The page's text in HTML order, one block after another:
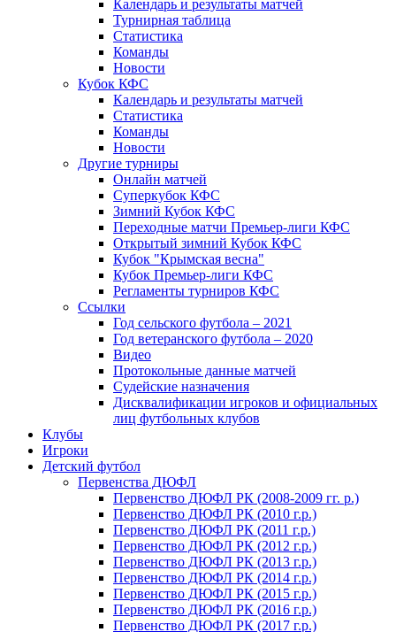
Календарь и результаты матчей
Турнирная таблица
Статистика
Команды
Новости
Кубок КФС
Календарь и результаты матчей
Статистика
Команды
Новости
Другие турниры
Онлайн матчей
Суперкубок КФС
Зимний Кубок КФС
Переходные матчи Премьер-лиги КФС
Открытый зимний Кубок КФС
Кубок "Крымская весна"
Кубок Премьер-лиги КФС
Регламенты турниров КФС
Ссылки
Год сельского футбола – 2021
Год ветеранского футбола – 2020
Видео
Протокольные данные матчей
Судейские назначения
Дисквалификации игроков и официальных
лиц футбольных клубов
Клубы
Игроки
Детский футбол
Первенства ДЮФЛ
Первенство ДЮФЛ РК (2008-2009 гг. р.)
Первенство ДЮФЛ РК (2010 г.р.)
Первенство ДЮФЛ РК (2011 г.р.)
Первенство ДЮФЛ РК (2012 г.р.)
Первенство ДЮФЛ РК (2013 г.р.)
Первенство ДЮФЛ РК (2014 г.р.)
Первенство ДЮФЛ РК (2015 г.р.)
Первенство ДЮФЛ РК (2016 г.р.)
Первенство ДЮФЛ РК (2017 г.р.)